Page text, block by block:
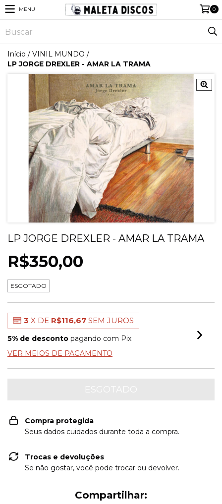
MENU 0
Início / VINIL MUNDO /
LP JORGE DREXLER - AMAR LA TRAMA
LP JORGE DREXLER - AMAR LA TRAMA
R$350,00
ESGOTADO
3 X DE R$116,67 SEM JUROS
5% de desconto pagando com Pix
VER MEIOS DE PAGAMENTO
Compra protegida
Seus dados cuidados durante toda a compra.
Trocas e devoluções
Se não gostar, você pode trocar ou devolver.
Compartilhar: